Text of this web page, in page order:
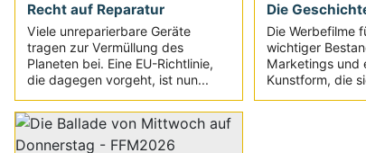
Recht auf Reparatur
Viele unreparierbare Geräte
tragen zur Vermüllung des
Planeten bei. Eine EU-Richtlinie,
die dagegen vorgeht, ist nun...
Die
Die Werbefilme
wichtiger
Marketings und
Kunstform, die